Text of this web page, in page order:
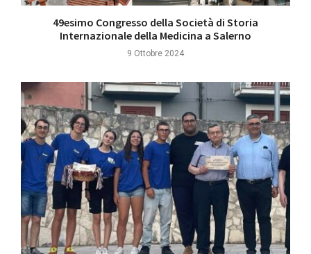
49esimo Congresso della Società di Storia
Internazionale della Medicina a Salerno
9 Ottobre 2024